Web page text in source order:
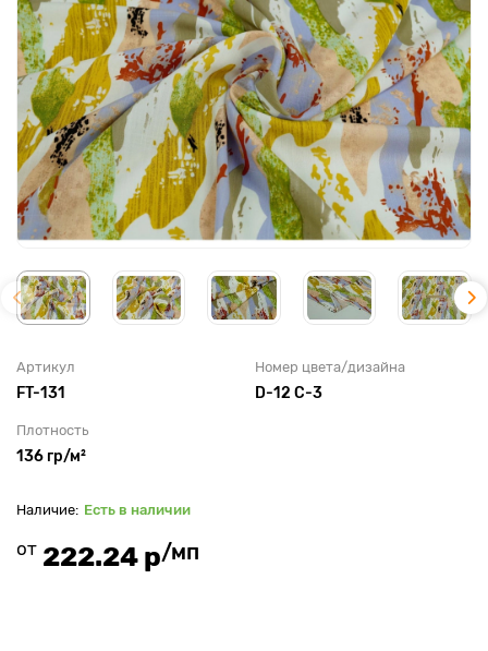
Артикул
FT-131
Номер цвета/дизайна
D-12 C-3
Плотность
136 гр/м²
Есть в наличии
от 222.24 р/мп